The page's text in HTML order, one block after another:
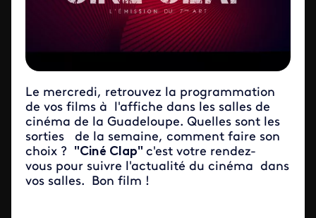
Le mercredi, retrouvez la programmation
de vos films à l'affiche dans les salles de
cinéma de la Guadeloupe. Quelles sont les
sorties de la semaine, comment faire son
choix ? "Ciné Clap" c'est votre rendez-
vous pour suivre l'actualité du cinéma dans
vos salles. Bon film !